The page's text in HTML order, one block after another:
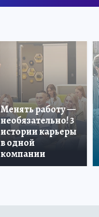
Менять работу —
необязательно! 3
истории карьеры
в одной
компании